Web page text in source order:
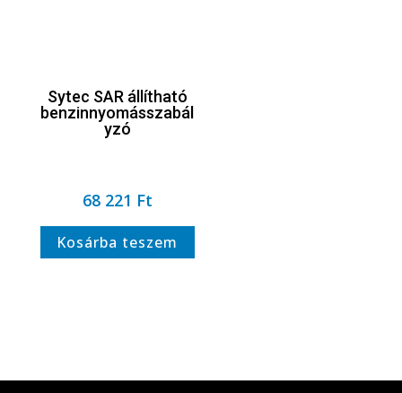
Sytec SAR állítható
benzinnyomásszabál
yzó
68 221 Ft
Kosárba teszem